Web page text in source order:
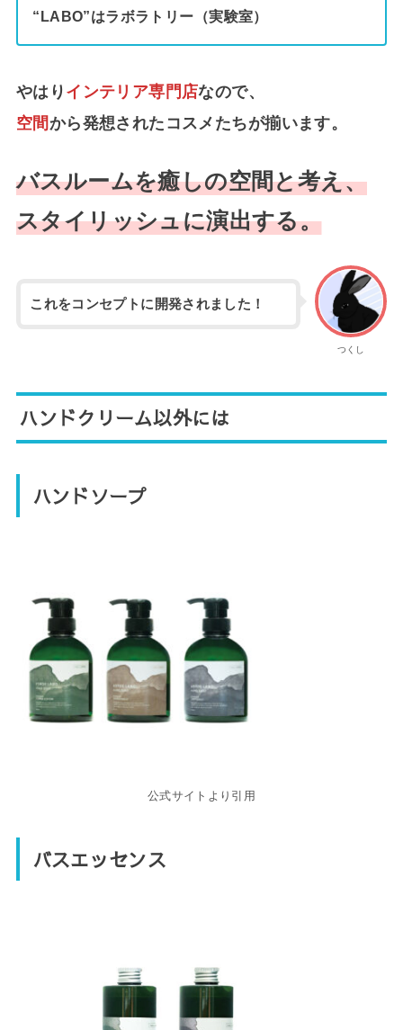
“LABO”はラボラトリー（実験室）
やはり インテリア専門店なので、
空間から発想されたコスメたちが揃います。
バスルームを癒しの空間と考え、
スタイリッシュに演出する。
つくし
これをコンセプトに開発されました！
ハンドクリーム以外には
ハンドソープ
公式サイトより引用
バスエッセンス